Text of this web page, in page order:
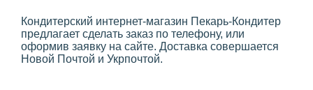
Кондитерский интернет-магазин Пекарь-Кондитер
предлагает сделать заказ по телефону, или
оформив заявку на сайте. Доставка совершается
Новой Почтой и Укрпочтой.